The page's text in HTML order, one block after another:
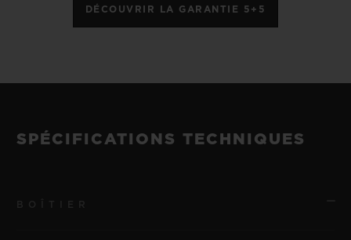
DÉCOUVRIR LA GARANTIE 5+5
SPÉCIFICATIONS TECHNIQUES